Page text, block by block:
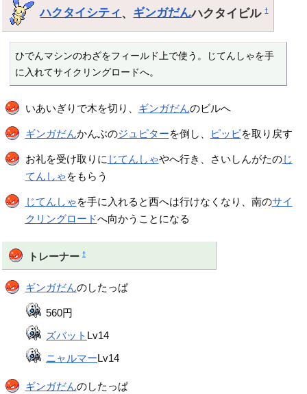
ハクタイシティ、 ギンガだんハクタイビル†
ひでんマシンのわざをフィールド上で使う。じてんしゃを手
に入れてサイクリングロードへ。
いあいぎりで木を切り、 ギンガだんのビルへ
ギンガだんかんぶのジュピターを倒し、 ピッピを取り戻す
お礼を受け取りに じてんしゃやへ行き、さいしんがたのじ
てんしゃをもらう
じてんしゃを手に入れると西へは行けなくなり、南のサイ
クリングロードへ向かうことになる
トレーナー †
ギンガだんのしたっぱ
560円
ズバット Lv14
ニャルマーLv14
ギンガだんのしたっぱ